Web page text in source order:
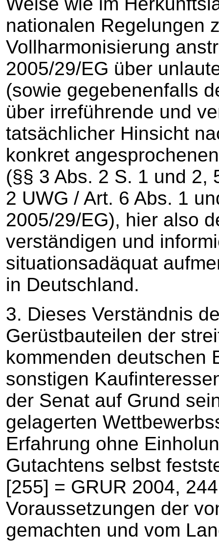
nationalen Regelungen
Vollharmonisierung
2005/29/EG über
(sowie gegebenenfalls
über irreführende und
tatsächlicher Hinsicht
konkret
(§§ 3 Abs. 2 S. 1 und 2,
2 UWG / Art. 6 Abs. 1
2005/29/EG), hier also
verständigen und
situationsadäquat
in Deutschland.
3. Dieses Verständnis
Gerüstbauteilen der
kommenden deutschen
sonstigen
der Senat auf Grund
gelagerten
Erfahrung ohne
Gutachtens selbst
[255] = GRUR 2004,
Voraussetzungen der
gemachten und vom